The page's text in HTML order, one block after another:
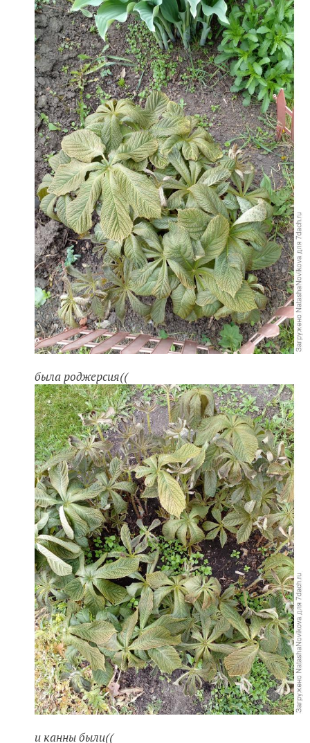
была роджерсия((
и канны были((